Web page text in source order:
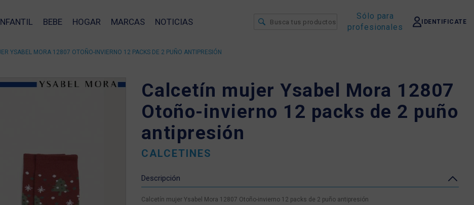
BEBE HOGAR MARCAS NOTICIAS
Sólo para
profesionales
IDENTIFICATE
YSABEL MORA 12807 OTOÑO-INVIERNO 12 PACKS DE 2 PUÑO ANTIPRESIÓN
Calcetín mujer Ysabel Mora 12807
Otoño-invierno 12 packs de 2 puño
antipresión
CALCETINES
Descripción
Calcetín mujer Ysabel Mora 12807 Otoño-invierno 12 packs de 2 puño antipresión